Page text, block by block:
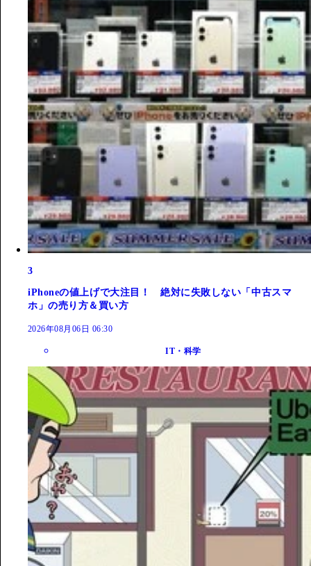
3
iPhoneの値上げで大注目！ 絶対に失敗しない「中古スマ
ホ」の売り方＆買い方
2026年08月06日 06:30
IT・科学